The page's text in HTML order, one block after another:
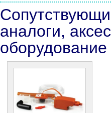
аналоги,
оборудование